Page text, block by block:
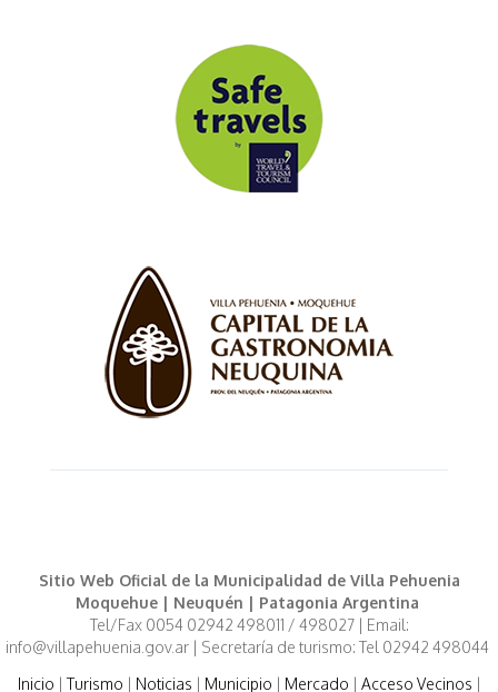
Sitio Web Oficial de la Municipalidad de Villa Pehuenia
Moquehue | Neuquén | Patagonia Argentina
Tel/Fax 0054 02942 498011 / 498027 | Email:
info@villapehuenia.gov.ar | Secretaría de turismo: Tel 02942 498044
Inicio |Turismo | Noticias | Municipio | Mercado | Acceso Vecinos |